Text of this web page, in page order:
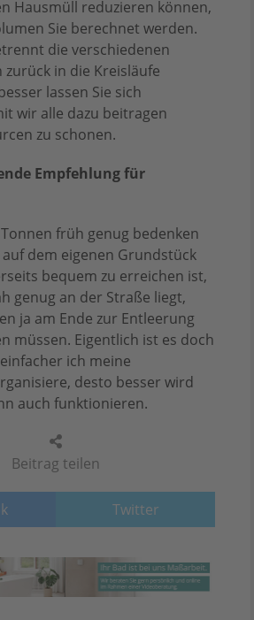
Beitrag teilen
Twitter
Hausmüll reduzieren können,
Sie berechnet werden.
die verschiedenen
in die Kreisläufe
lassen Sie sich
wir alle dazu beitragen
zu schonen.
Empfehlung für
Tonnen früh genug bedenken
dem eigenen Grundstück
bequem zu erreichen ist,
genug an der Straße liegt,
ja am Ende zur Entleerung
müssen. Eigentlich ist es doch
ich meine
desto besser wird
auch funktionieren.